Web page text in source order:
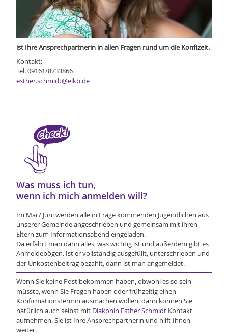
ist Ihre Ansprechpartnerin in allen Fragen rund um die Konfizeit.
Kontakt:
Tel. 09161/8733866
esther.schmidt@elkb.de
Was muss ich tun,
wenn ich mich anmelden will?
Im Mai / Juni werden alle in Frage kommenden Jugendlichen aus
unserer Gemeinde angeschrieben und gemeinsam mit ihren
Eltern zum Informationsabend eingeladen.
Da erfährt man dann alles, was wichtig ist und außerdem gibt es
Anmeldebögen. Ist er vollständig ausgefüllt, unterschrieben und
der Unkostenbeitrag bezahlt, dann ist man angemeldet.
Wenn Sie keine Post bekommen haben, obwohl es so sein
müsste, wenn Sie Fragen haben oder frühzeitig einen
Konfirmationstermin ausmachen wollen, dann können Sie
natürlich auch selbst mit Diakonin Esther Schmidt Kontakt
aufnehmen. Sie ist Ihre Ansprechpartnerin und hilft Ihnen
weiter.